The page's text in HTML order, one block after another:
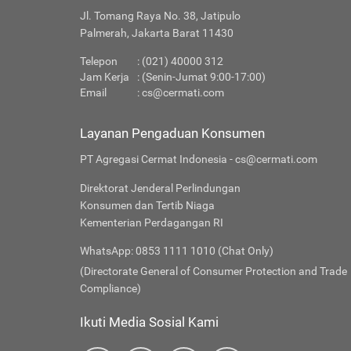
Jl. Tomang Raya No. 38, Jatipulo
Palmerah, Jakarta Barat 11430
Telepon
: (021) 40000 312
Jam Kerja
: (Senin-Jumat 9:00-17:00)
Email
:cs@cermati.com
Layanan Pengaduan Konsumen
PT Agregasi Cermat Indonesia - cs@cermati.com
Direktorat Jenderal Perlindungan
Konsumen dan Tertib Niaga
Kementerian Perdagangan RI
WhatsApp: 0853 1111 1010 (Chat Only)
(Directorate General of Consumer Protection and Trade
Compliance)
Ikuti Media Sosial Kami